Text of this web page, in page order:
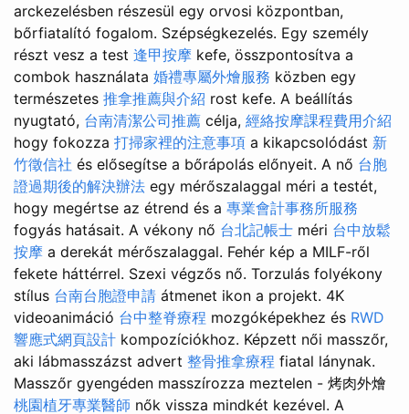
arckezelésben részesül egy orvosi központban,
bőrfiatalító fogalom. Szépségkezelés. Egy személy
részt vesz a test 逢甲按摩 kefe, összpontosítva a
combok használata 婚禮專屬外燴服務 közben egy
természetes 推拿推薦與介紹 rost kefe. A beállítás
nyugtató, 台南清潔公司推薦 célja, 經絡按摩課程費用介紹
hogy fokozza 打掃家裡的注意事項 a kikapcsolódást 新
竹徵信社 és elősegítse a bőrápolás előnyeit. A nő 台胞
證過期後的解決辦法 egy mérőszalaggal méri a testét,
hogy megértse az étrend és a 專業會計事務所服務
fogyás hatásait. A vékony nő 台北記帳士 méri 台中放鬆
按摩 a derekát mérőszalaggal. Fehér kép a MILF-ről
fekete háttérrel. Szexi végzős nő. Torzulás folyékony
stílus 台南台胞證申請 átmenet ikon a projekt. 4K
videoanimáció 台中整脊療程 mozgóképekhez és RWD
響應式網頁設計 kompozíciókhoz. Képzett női masszőr,
aki lábmasszázst advert 整骨推拿療程 fiatal lánynak.
Masszőr gyengéden masszírozza meztelen - 烤肉外燴
桃園植牙專業醫師 nők vissza mindkét kezével. A